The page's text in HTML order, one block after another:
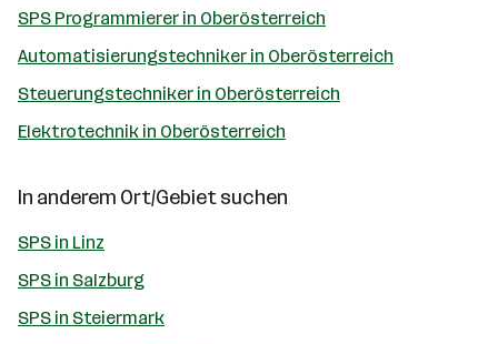
SPS Programmierer in Oberösterreich
Automatisierungstechniker in Oberösterreich
Steuerungstechniker in Oberösterreich
Elektrotechnik in Oberösterreich
In anderem Ort/Gebiet suchen
SPS in Linz
SPS in Salzburg
SPS in Steiermark